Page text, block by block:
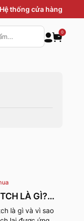
Hệ thống cửa hàng
0
LÀ GÌ?
ĐIỂM VÀ
là gì và vì sao